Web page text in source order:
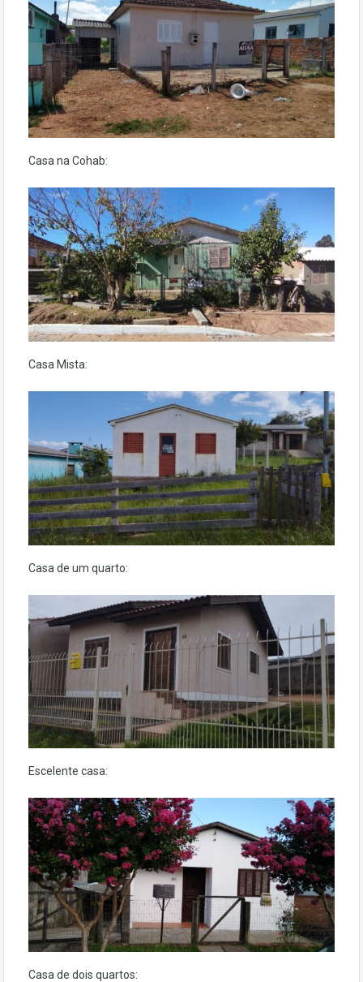
Casa na Cohab:
Casa Mista:
Casa de um quarto:
Escelente casa:
Casa de dois quartos: